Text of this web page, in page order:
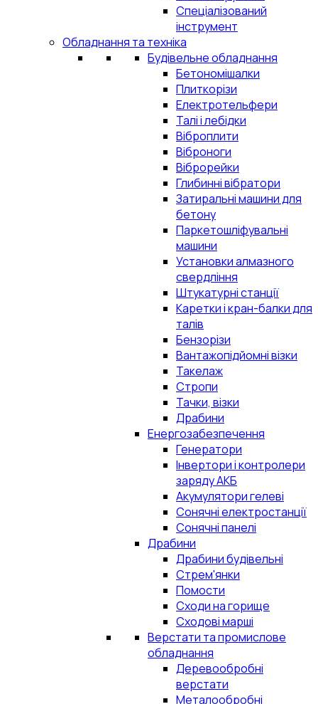
Спеціалізований
інструмент
Обладнання та техніка
Будівельне обладнання
Бетономішалки
Плиткорізи
Електротельфери
Талі і лебідки
Віброплити
Віброноги
Віброрейки
Глибинні вібратори
Затиральні машини для
бетону
Паркетошліфувальні
машини
Установки алмазного
свердління
Штукатурні станції
Каретки і кран-балки для
талів
Бензорізи
Вантажопідйомні візки
Такелаж
Стропи
Тачки, візки
Драбини
Енергозабезпечення
Генератори
Інвертори і контролери
заряду АКБ
Акумулятори гелеві
Сонячні електростанції
Сонячні панелі
Драбини
Драбини будівельні
Стрем'янки
Помости
Сходи на горище
Сходові марші
Верстати та промислове
обладнання
Деревообробні
верстати
Металообробні